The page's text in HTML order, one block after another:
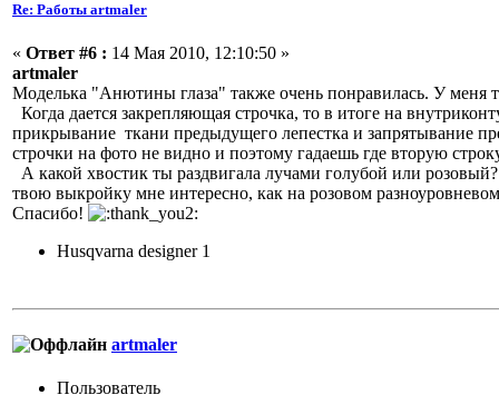
Re: Работы artmaler
« Ответ #6 : 14 Мая 2010, 12:10:50 »
artmaler
Моделька "Анютины глаза" также очень понравилась. У меня
Когда дается закрепляющая строчка, то в итоге на
прикрывание ткани предыдущего лепестка и запрятывание
строчки на фото не видно и поэтому гадаешь где вторую
А какой хвостик ты раздвигала лучами голубой или
твою выкройку мне интересно, как на розовом
Спасибо!
Husqvarna designer 1
artmaler
Пользовaтeль